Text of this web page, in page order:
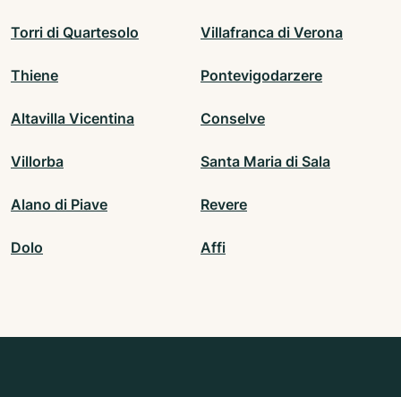
Torri di Quartesolo Villafranca di Verona
Thiene Pontevigodarzere
Altavilla Vicentina Conselve
Villorba Santa Maria di Sala
Alano di Piave Revere
Dolo Affi